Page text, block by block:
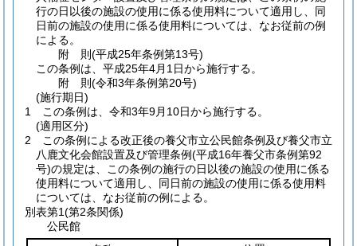
行の日以後の施設の使用に係る使用料について適用し、同
日前の施設の使用に係る使用料については、なお従前の例
による。
附 則(平成25年条例第13号)
この条例は、平成25年4月1日から施行する。
附 則(令和3年条例第20号)
(施行期日)
1
この条例は、令和3年9月10日から施行する。
(適用区分)
2
この条例による改正後の養父市立公民館条例及び養父市立
八鹿文化会館設置及び管理条例(平成16年養父市条例第92
号)の規定は、この条例の施行の日以後の施設の使用に係る
使用料について適用し、同日前の施設の使用に係る使用料
については、なお従前の例による。
別表第1(第2条関係)
公民館